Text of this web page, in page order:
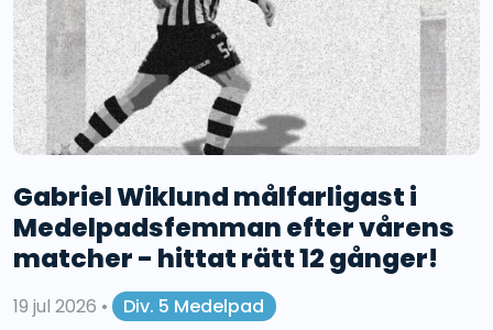
Gabriel Wiklund målfarligast i
Medelpadsfemman efter vårens
matcher - hittat rätt 12 gånger!
19 jul 2026 •
Div. 5 Medelpad